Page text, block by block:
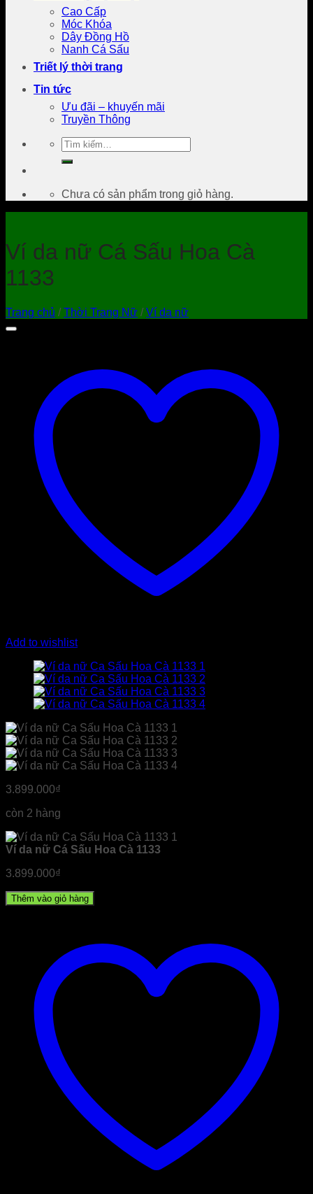
Cao Cấp
Móc Khóa
Dây Đồng Hồ
Nanh Cá Sấu
Triết lý thời trang
Tin tức
Ưu đãi – khuyến mãi
Truyền Thông
Tìm
kiếm:
Chưa có sản phẩm trong giỏ hàng.
Ví da nữ Cá Sấu Hoa Cà
1133
Trang chủ / Thời Trang Nữ / Ví da nữ
Add to wishlist
3.899.000₫
còn 2 hàng
Ví da nữ Cá Sấu Hoa Cà 1133
3.899.000₫
Thêm vào giỏ hàng